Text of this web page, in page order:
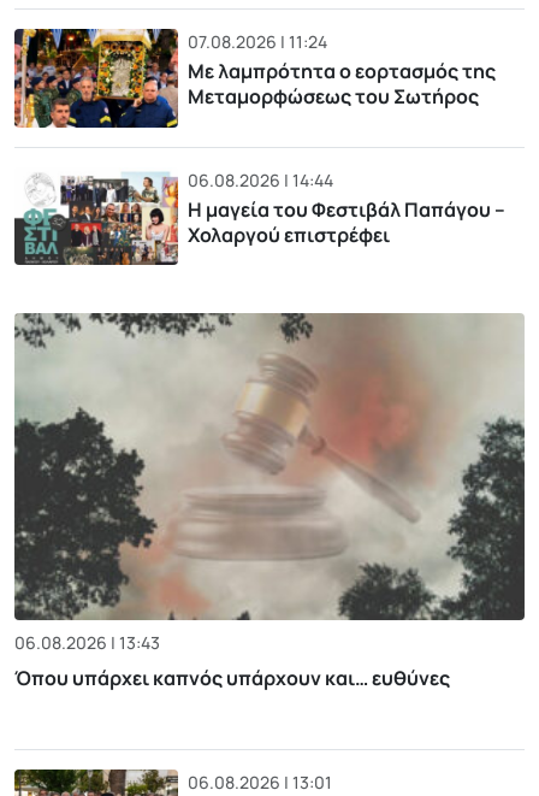
07.08.2026 | 11:24
Με λαμπρότητα ο εορτασμός της
Μεταμορφώσεως του Σωτήρος
06.08.2026 | 14:44
Η μαγεία του Φεστιβάλ Παπάγου –
Χολαργού επιστρέφει
06.08.2026 | 13:43
Όπου υπάρχει καπνός υπάρχουν και… ευθύνες
06.08.2026 | 13:01